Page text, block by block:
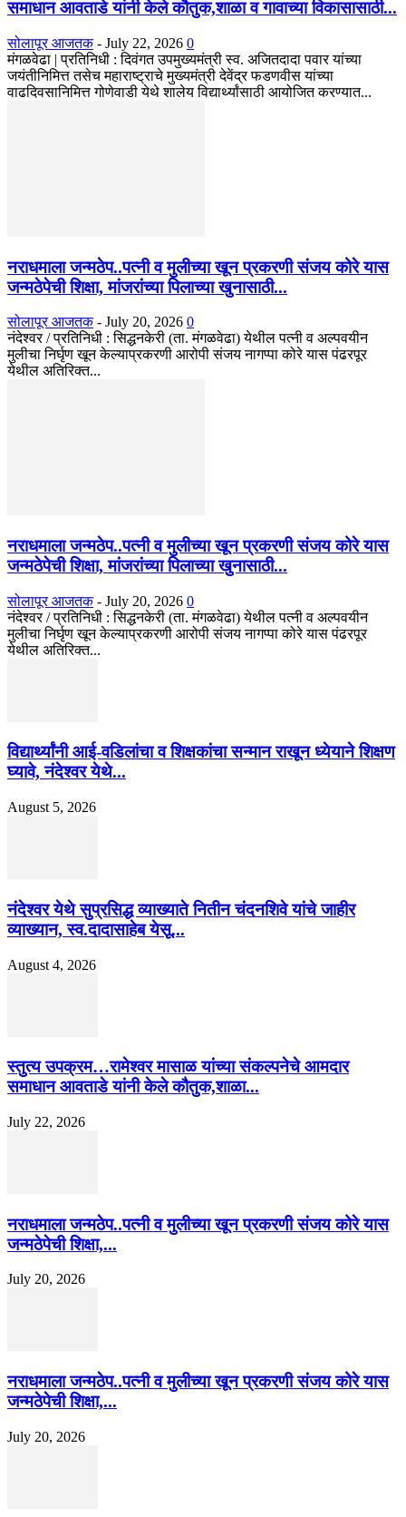
समाधान आवताडे यांनी केले कौतुक,शाळा व गावाच्या विकासासाठी...
सोलापूर आजतक - July 22, 2026 0
मंगळवेढा | प्रतिनिधी : दिवंगत उपमुख्यमंत्री स्व. अजितदादा पवार यांच्या
जयंतीनिमित्त तसेच महाराष्ट्राचे मुख्यमंत्री देवेंद्र फडणवीस यांच्या
वाढदिवसानिमित्त गोणेवाडी येथे शालेय विद्यार्थ्यांसाठी आयोजित करण्यात...
नराधमाला जन्मठेप..पत्नी व मुलीच्या खून प्रकरणी संजय कोरे यास
जन्मठेपेची शिक्षा, मांजरांच्या पिलाच्या खुनासाठी...
सोलापूर आजतक - July 20, 2026 0
नंदेश्वर / प्रतिनिधी : सिद्धनकेरी (ता. मंगळवेढा) येथील पत्नी व अल्पवयीन
मुलीचा निर्घृण खून केल्याप्रकरणी आरोपी संजय नागप्पा कोरे यास पंढरपूर
येथील अतिरिक्त...
नराधमाला जन्मठेप..पत्नी व मुलीच्या खून प्रकरणी संजय कोरे यास
जन्मठेपेची शिक्षा, मांजरांच्या पिलाच्या खुनासाठी...
सोलापूर आजतक - July 20, 2026 0
नंदेश्वर / प्रतिनिधी : सिद्धनकेरी (ता. मंगळवेढा) येथील पत्नी व अल्पवयीन
मुलीचा निर्घृण खून केल्याप्रकरणी आरोपी संजय नागप्पा कोरे यास पंढरपूर
येथील अतिरिक्त...
विद्यार्थ्यांनी आई-वडिलांचा व शिक्षकांचा सन्मान राखून ध्येयाने शिक्षण
घ्यावे, नंदेश्वर येथे...
August 5, 2026
नंदेश्वर येथे सुप्रसिद्ध व्याख्याते नितीन चंदनशिवे यांचे जाहीर
व्याख्यान, स्व.दादासाहेब येसू...
August 4, 2026
स्तुत्य उपक्रम…रामेश्वर मासाळ यांच्या संकल्पनेचे आमदार
समाधान आवताडे यांनी केले कौतुक,शाळा...
July 22, 2026
नराधमाला जन्मठेप..पत्नी व मुलीच्या खून प्रकरणी संजय कोरे यास
जन्मठेपेची शिक्षा,...
July 20, 2026
नराधमाला जन्मठेप..पत्नी व मुलीच्या खून प्रकरणी संजय कोरे यास
जन्मठेपेची शिक्षा,...
July 20, 2026